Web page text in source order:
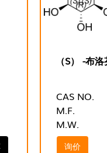
（S） -布
CAS NO.
M.F.
M.W.
询价